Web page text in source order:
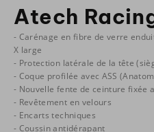
Atech
- Carénage en fibre de verre
X large
- Protection latérale de la tête
- Coque profilée avec ASS
- Nouvelle fente de ceinture fixée
- Revêtement en velours
- Encarts techniques
- Coussin antidérapant